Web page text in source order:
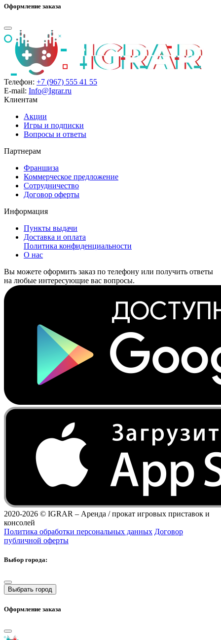
Оформление заказа
Телефон: +7 (967) 555 41 55
E-mail: Info@Igrar.ru
Клиентам
Акции
Игры и подписки
Вопросы и ответы
Партнерам
Франшиза
Коммерческое предложение
Сотрудничество
Договор оферты
Информация
Пункты выдачи
Доставка и оплата
Политика конфиденциальности
О нас
Вы можете оформить заказ по телефону или получить ответы
на любые интересующие вас вопросы.
2020-2026 © IGRAR – Аренда / прокат игровых приставок и
консолей
Политика обработки персональных данных Договор
публичной оферты
Выбор города:
Выбрать город
Оформление заказа